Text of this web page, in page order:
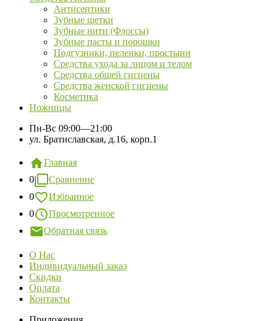
Антисептики
Зубные щетки
Зубные нити (Флоссы)
Зубные пасты и порошки
Подгузники, пеленки, простыни
Средства ухода за лицом и телом
Средства общей гигиены
Средства женской гигиены
Косметика
Ножницы
Пн-Вс 09:00—21:00
ул. Братиславская, д.16, корп.1
Главная
0
Сравнение
0
Избранное
0
Просмотренное
Обратная связь
О Нас
Индивидуальный заказ
Скидки
Оплата
Контакты